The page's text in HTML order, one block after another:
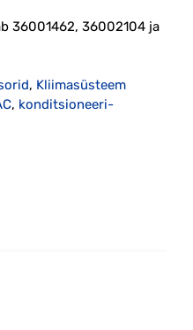
36001462, 36002104 ja
, Kliimasüsteem
, konditsioneeri-